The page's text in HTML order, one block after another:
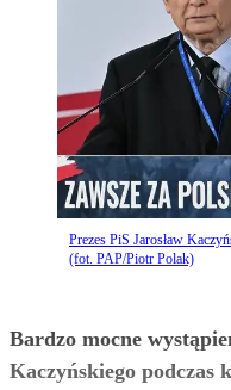
Prezes PiS Jarosław
(fot. PAP/Piotr Polak)
Bardzo mocne
Kaczyńskiego podczas